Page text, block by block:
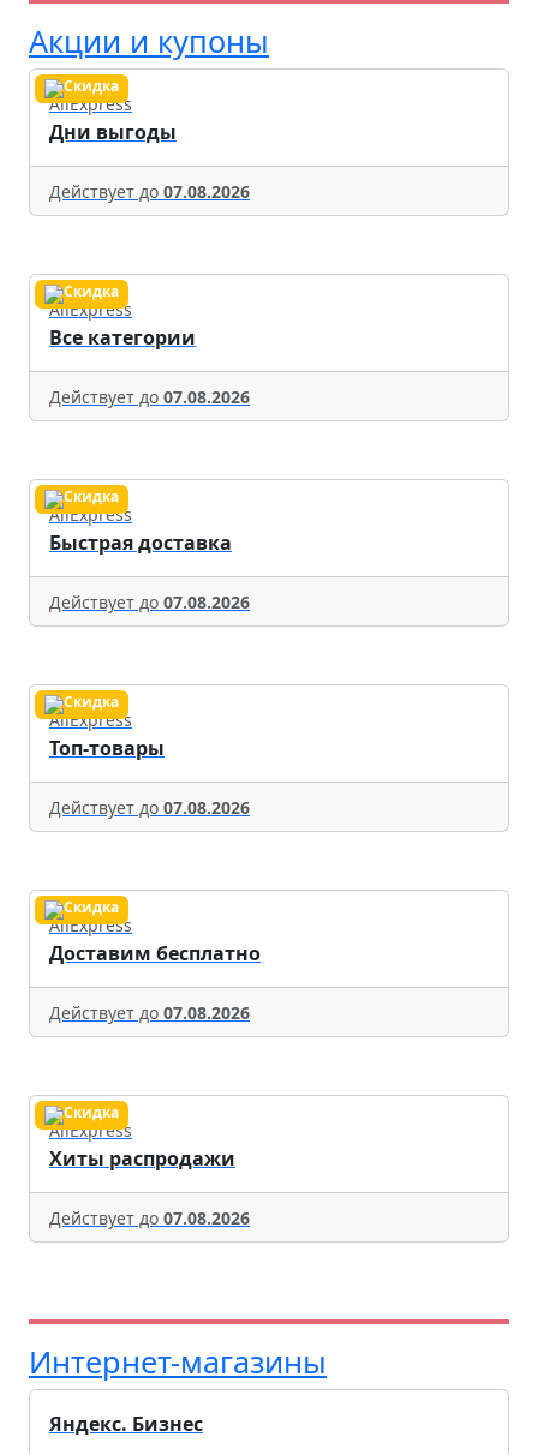
Акции и купоны
AliExpress
Дни выгоды
Действует до 07.08.2026
AliExpress
Все категории
Действует до 07.08.2026
AliExpress
Быстрая доставка
Действует до 07.08.2026
AliExpress
Топ-товары
Действует до 07.08.2026
AliExpress
Доставим бесплатно
Действует до 07.08.2026
AliExpress
Хиты распродажи
Действует до 07.08.2026
Интернет-магазины
Яндекс. Бизнес